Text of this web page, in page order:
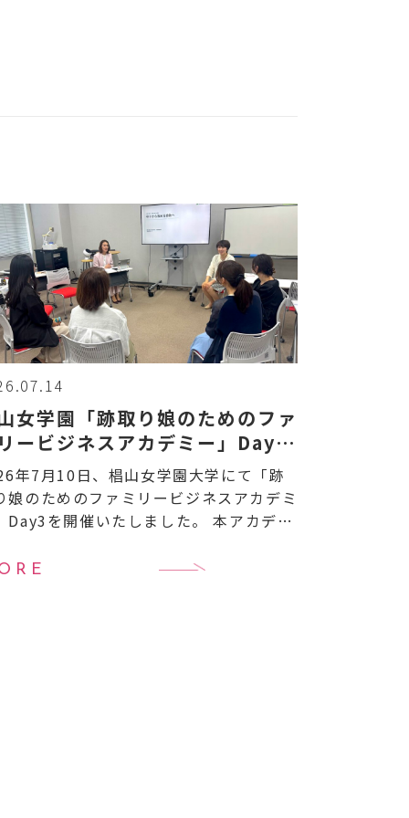
女学園「跡取り娘のためのファ
ービジネスアカデミー」Day3
のお知らせ
年7月10日、椙山女学園大学にて「跡
娘のためのファミリービジネスアカデミ
Day3を開催いたしました。 本アカデミ
（跡取り娘）や女性経営者を対象に、事